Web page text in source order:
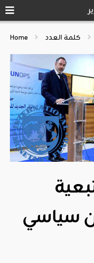
Home كلمة العدد
سياسي